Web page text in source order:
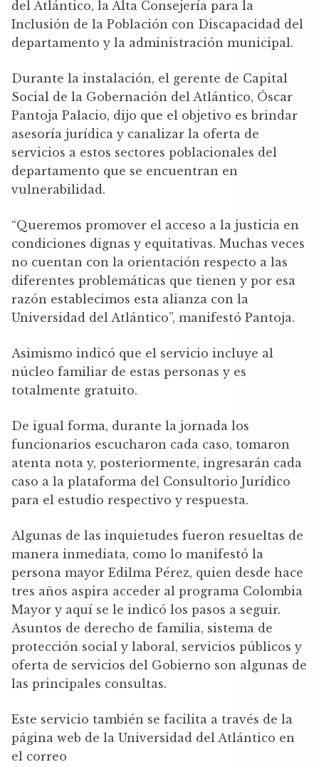
del Atlántico, la Alta Consejería para la
Inclusión de la Población con Discapacidad del
departamento y la administración municipal.
Durante la instalación, el gerente de Capital
Social de la Gobernación del Atlántico, Óscar
Pantoja Palacio, dijo que el objetivo es brindar
asesoría jurídica y canalizar la oferta de
servicios a estos sectores poblacionales del
departamento que se encuentran en
vulnerabilidad.
“Queremos promover el acceso a la justicia en
condiciones dignas y equitativas. Muchas veces
no cuentan con la orientación respecto a las
diferentes problemáticas que tienen y por esa
razón establecimos esta alianza con la
Universidad del Atlántico”, manifestó Pantoja.
Asimismo indicó que el servicio incluye al
núcleo familiar de estas personas y es
totalmente gratuito.
De igual forma, durante la jornada los
funcionarios escucharon cada caso, tomaron
atenta nota y, posteriormente, ingresarán cada
caso a la plataforma del Consultorio Jurídico
para el estudio respectivo y respuesta.
Algunas de las inquietudes fueron resueltas de
manera inmediata, como lo manifestó la
persona mayor Edilma Pérez, quien desde hace
tres años aspira acceder al programa Colombia
Mayor y aquí se le indicó los pasos a seguir.
Asuntos de derecho de familia, sistema de
protección social y laboral, servicios públicos y
oferta de servicios del Gobierno son algunas de
las principales consultas.
Este servicio también se facilita a través de la
página web de la Universidad del Atlántico en
el correo